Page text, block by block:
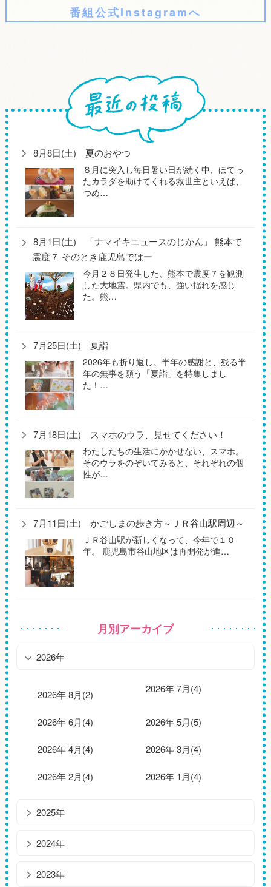
番組公式Instagramへ
8月8日(土) 夏のおやつ
８月に突入し毎日暑い日が続く中、ほてっ
たカラダを助けてくれる救世主といえば、
つめ…
8月1日(土) 「ナマイキニュースのじかん」 熊本で
震度７ そのとき鹿児島ではー
今月２８日発生した、熊本で震度７を観測
した大地震。県内でも、強い揺れを感じ
た。熊…
7月25日(土) 夏詣
2026年も折り返し。半年の感謝と、残る半
年の無事を願う「夏詣」を特集しまし
た！…
7月18日(土) スマホのウラ、見せてください！
わたしたちの生活にかかせない、スマホ。
そのウラをのぞいてみると、それぞれの個
性が…
7月11日(土) かごしまの歩き方～ＪＲ谷山駅周辺～
ＪＲ谷山駅が新しくなって、今年で１０
年。 鹿児島市谷山地区は再開発が進…
月別アーカイブ
2026年
2026年 8月(2) 2026年 7月(4)
2026年 6月(4) 2026年 5月(5)
2026年 4月(4) 2026年 3月(4)
2026年 2月(4) 2026年 1月(4)
2025年
2024年
2023年